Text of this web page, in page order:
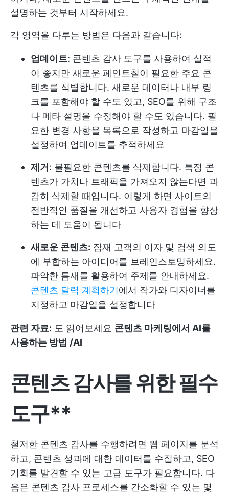
설명하는 것부터 시작하세요.
각 영역을 다루는 방법은 다음과 같습니다:
업데이트: 콘텐츠 감사 도구를 사용하여 실적
이 좋지만 새로운 페인트칠이 필요한 주요 콘
텐츠를 식별합니다. 새로운 데이터나 내부 링
크를 포함해야 할 수도 있고, SEO를 위해 구조
나 메타 설명을 수정해야 할 수도 있습니다. 필
요한 변경 사항을 목록으로 작성하고 마감일을
설정하여 업데이트를 추적하세요
제거: 불필요한 콘텐츠를 삭제합니다. 특정 콘
텐츠가 가치나 트래픽을 가져오지 않는다면 과
감히 삭제할 때입니다. 이렇게 하면 사이트의
전반적인 품질을 개선하고 사용자 경험을 향상
하는 데 도움이 됩니다
새로운 콘텐츠: 잠재 고객의 이자 및 검색 의도
에 부합하는 아이디어를 브레인스토밍하세요.
파악한 틈새를 활용하여 주제를 안내하세요.
콘텐츠 달력 계획하기에서 작가와 디자이너를
지정하고 마감일을 설정합니다
관련 자료: 도 읽어보세요 콘텐츠 마케팅에서 AI를
사용하는 방법 /AI
콘텐츠 감사를 위한 필수
도구**
철저한 콘텐츠 감사를 수행하려면 웹 페이지를 분석
하고, 콘텐츠 성과에 대한 데이터를 수집하고, SEO
기회를 발견할 수 있는 고급 도구가 필요합니다. 다
음은 콘텐츠 감사 프로세스를 간소화할 수 있는 몇